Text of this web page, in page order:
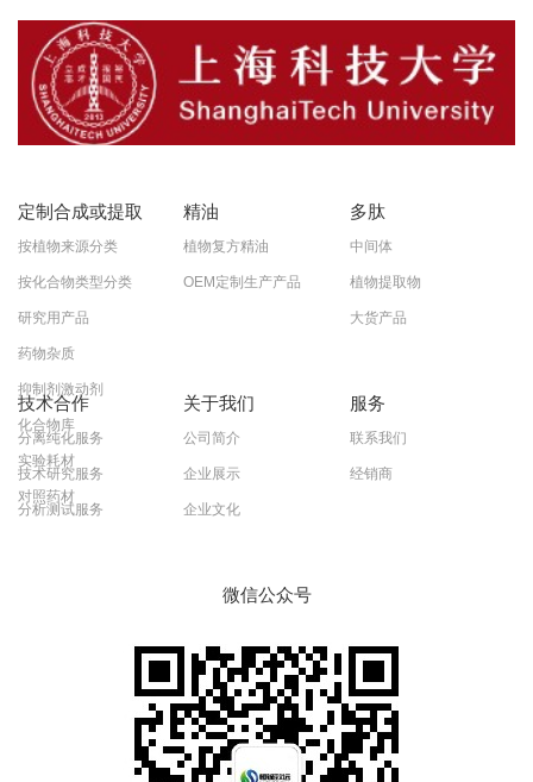
定制合成或提取
按植物来源分类
按化合物类型分类
研究用产品
药物杂质
抑制剂激动剂
化合物库
实验耗材
对照药材
精油
植物复方精油
OEM定制生产产品
多肽
中间体
植物提取物
大货产品
技术合作
分离纯化服务
技术研究服务
分析测试服务
关于我们
公司简介
企业展示
企业文化
服务
联系我们
经销商
微信公众号